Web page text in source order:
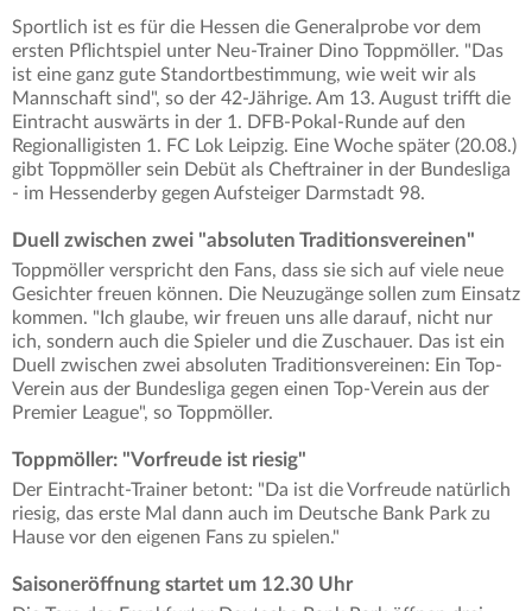
Sportlich ist es für die Hessen die Generalprobe vor dem
ersten Pflichtspiel unter Neu-Trainer Dino Toppmöller. "Das
ist eine ganz gute Standortbestimmung, wie weit wir als
Mannschaft sind", so der 42-Jährige. Am 13. August trifft die
Eintracht auswärts in der 1. DFB-Pokal-Runde auf den
Regionalligisten 1. FC Lok Leipzig. Eine Woche später (20.08.)
gibt Toppmöller sein Debüt als Cheftrainer in der Bundesliga
- im Hessenderby gegen Aufsteiger Darmstadt 98.
Duell zwischen zwei "absoluten Traditionsvereinen"
Toppmöller verspricht den Fans, dass sie sich auf viele neue
Gesichter freuen können. Die Neuzugänge sollen zum Einsatz
kommen. "Ich glaube, wir freuen uns alle darauf, nicht nur
ich, sondern auch die Spieler und die Zuschauer. Das ist ein
Duell zwischen zwei absoluten Traditionsvereinen: Ein Top-
Verein aus der Bundesliga gegen einen Top-Verein aus der
Premier League", so Toppmöller.
Toppmöller: "Vorfreude ist riesig"
Der Eintracht-Trainer betont: "Da ist die Vorfreude natürlich
riesig, das erste Mal dann auch im Deutsche Bank Park zu
Hause vor den eigenen Fans zu spielen."
Saisoneröffnung startet um 12.30 Uhr